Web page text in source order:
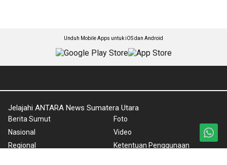
Unduh Mobile Apps untuk iOS dan Android
Jelajahi ANTARA News Sumatera Utara
Berita Sumut
Nasional
Regional
Foto
Video
Ketentuan Penggunaan